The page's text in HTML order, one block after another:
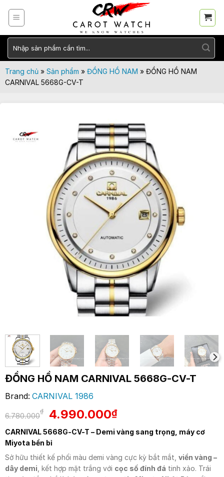
Tìm
kiếm:
Trang chủ» Sản phẩm » ĐỒNG HỒ NAM » ĐỒNG HỒ NAM
CARNIVAL 5668G-CV-T
ĐỒNG HỒ NAM CARNIVAL 5668G-CV-T
Brand: CARNIVAL 1986
6.780.000₫
Giá
gốc
là:
6.780.000₫.
4.990.000₫Giá
hiện
tại
4.990.000₫.
CARNIVAL 5668G-CV-T – Demi vàng sang trọng, máy cơ
Miyota bền bỉ
Sở hữu thiết kế phối màu demi vàng cực kỳ bắt mắt, viền vàng –
dây demi , kết hợp mặt trắng với cọc số đính đá tinh xảo. Trái